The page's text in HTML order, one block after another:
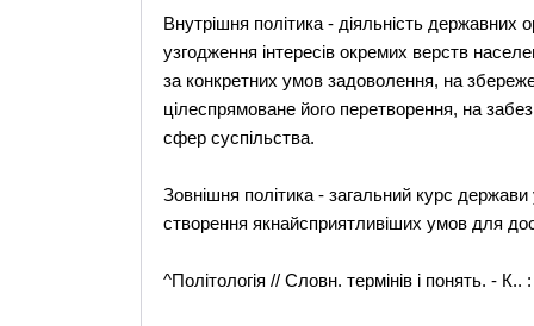
Внутрішня політика - діяльність державних
узгодження інтересів окремих верств
за конкретних умов задоволення, на
цілеспрямоване його перетворення, на
сфер суспільства.
Зовнішня політика - загальний курс
створення якнайсприятливіших умов для
^Політологія // Словн. термінів і понять. -